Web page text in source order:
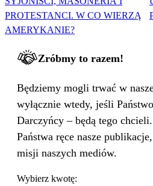
PROTESTANCI. W CO WIERZĄ
AMERYKANIE?
Zróbmy to razem!
Będziemy mogli trwać w
wyłącznie wtedy, jeśli
Darczyńcy – będą tego
Państwa ręce nasze
misji naszych mediów.
Wybierz kwotę: